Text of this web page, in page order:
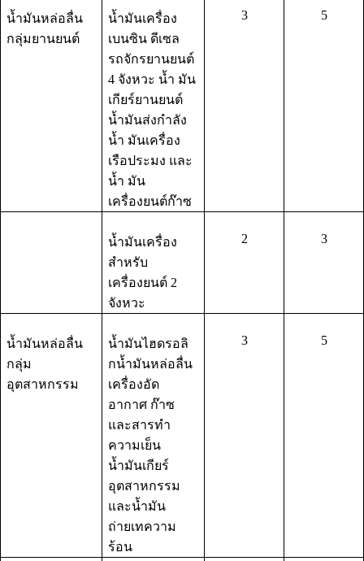
น้ำมันหล่อลื่น
กลุ่มยานยนต์
น้ำมันเครื่อง
เบนซิน ดีเซล
รถจักรยานยนต์
4 จังหวะ น้ำ มัน
เกียร์ยานยนต์
น้ำมันส่งกำลัง
น้ำ มันเครื่อง
เรือประมง และ
น้ำ มัน
เครื่องยนต์ก๊าซ
3 5
น้ำมันเครื่อง
สำหรับ
เครื่องยนต์ 2
จังหวะ
2 3
น้ำมันหล่อลื่น
กลุ่ม
อุตสาหกรรม
น้ำมันไฮดรอลิ
กน้ำมันหล่อลื่น
เครื่องอัด
อากาศ ก๊าซ
และสารทำ
ความเย็น
น้ำมันเกียร์
อุตสาหกรรม
และน้ำมัน
ถ่ายเทความ
ร้อน
3 5